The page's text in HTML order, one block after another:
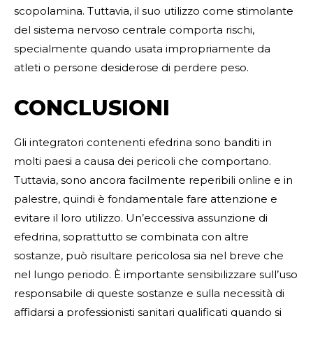
scopolamina. Tuttavia, il suo utilizzo come stimolante
del sistema nervoso centrale comporta rischi,
specialmente quando usata impropriamente da
atleti o persone desiderose di perdere peso.
CONCLUSIONI
Gli integratori contenenti efedrina sono banditi in
molti paesi a causa dei pericoli che comportano.
Tuttavia, sono ancora facilmente reperibili online e in
palestre, quindi è fondamentale fare attenzione e
evitare il loro utilizzo. Un’eccessiva assunzione di
efedrina, soprattutto se combinata con altre
sostanze, può risultare pericolosa sia nel breve che
nel lungo periodo. È importante sensibilizzare sull’uso
responsabile di queste sostanze e sulla necessità di
affidarsi a professionisti sanitari qualificati quando si